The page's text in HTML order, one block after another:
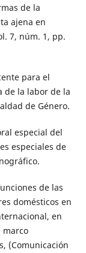
de la
ajena en
7, núm. 1, pp.
para el
de la labor de la
de Género.
especial del
especiales de
de las
domésticos en
en
marco
(Comunicación